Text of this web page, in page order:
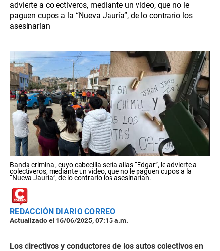
advierte a colectiveros, mediante un video, que no le
paguen cupos a la “Nueva Jauría”, de lo contrario los
asesinarían
Banda criminal, cuyo cabecilla sería alias “Edgar”, le advierte a
colectiveros, mediante un video, que no le paguen cupos a la
“Nueva Jauría”, de lo contrario los asesinarían.
REDACCIÓN DIARIO CORREO
Actualizado el 16/06/2025, 07:15 a.m.
Los directivos y conductores de los autos colectivos en